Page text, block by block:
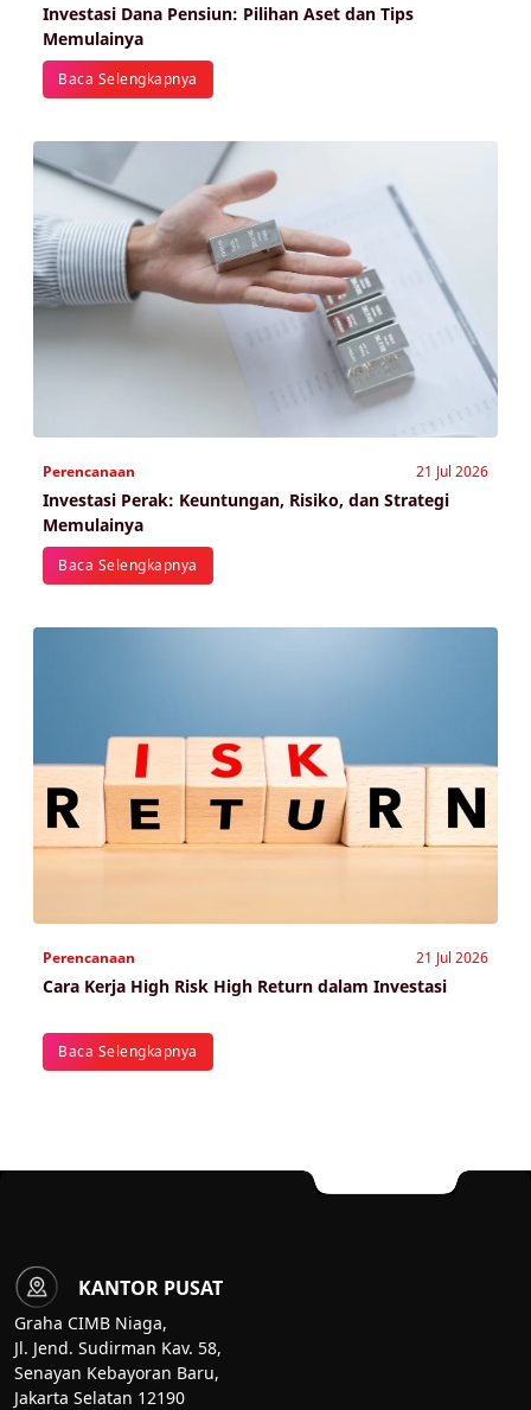
Investasi Dana Pensiun: Pilihan Aset dan Tips
Memulainya
Baca Selengkapnya
Perencanaan 21 Jul 2026
Investasi Perak: Keuntungan, Risiko, dan Strategi
Memulainya
Baca Selengkapnya
Perencanaan 21 Jul 2026
Cara Kerja High Risk High Return dalam Investasi
Baca Selengkapnya
KANTOR PUSAT
Graha CIMB Niaga,
Jl. Jend. Sudirman Kav. 58,
Senayan Kebayoran Baru,
Jakarta Selatan 12190